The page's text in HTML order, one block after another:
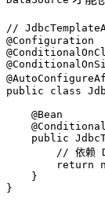
//
@Configuration
public
class
@Bean
public
// 依赖
return
    }
}